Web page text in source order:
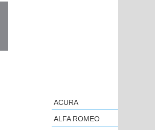
ACURA
ALFA ROMEO